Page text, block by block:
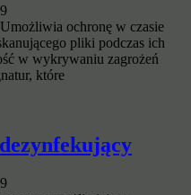
ochronę w czasie
pliki podczas ich
w wykrywaniu zagrożeń
które